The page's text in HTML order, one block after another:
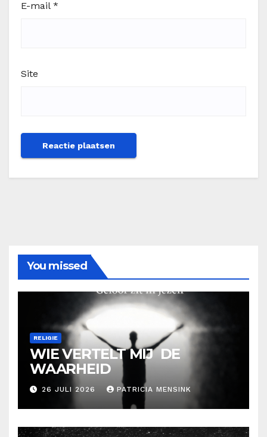
E-mail *
Site
You missed
RELIGIE
WIE VERTELT MIJ DE
WAARHEID
26 JULI 2026 PATRICIA MENSINK